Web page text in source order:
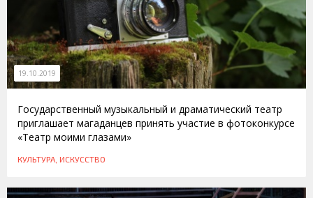
19.10.2019
Государственный музыкальный и драматический театр
приглашает магаданцев принять участие в фотоконкурсе
«Театр моими глазами»
КУЛЬТУРА, ИСКУССТВО